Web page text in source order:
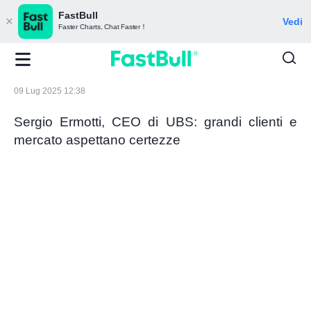
FastBull
Faster Charts, Chat Faster！ Vedi
09 Lug 2025 12:38
Sergio Ermotti, CEO di UBS: grandi clienti e
mercato aspettano certezze